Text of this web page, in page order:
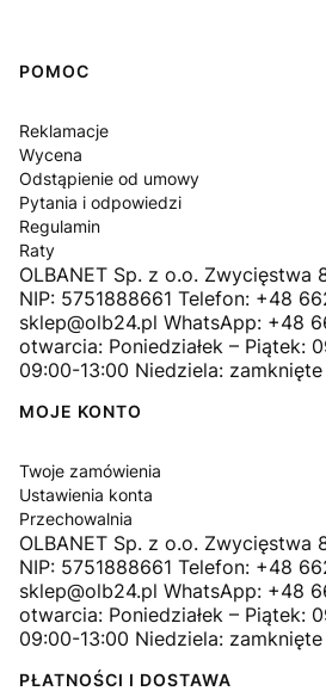
Linki w stopce
POMOC
Reklamacje
Wycena
Odstąpienie od umowy
Pytania i odpowiedzi
Regulamin
Raty
OLBANET Sp. z o.o. Zwycięstwa
NIP: 5751888661 Telefon: +48
sklep@olb24.pl WhatsApp: +48
otwarcia: Poniedziałek – Piątek:
09:00-13:00 Niedziela: zamknięte
MOJE KONTO
Twoje zamówienia
Ustawienia konta
Przechowalnia
OLBANET Sp. z o.o. Zwycięstwa
NIP: 5751888661 Telefon: +48
sklep@olb24.pl WhatsApp: +48
otwarcia: Poniedziałek – Piątek:
09:00-13:00 Niedziela: zamknięte
PŁATNOŚCI I DOSTAWA